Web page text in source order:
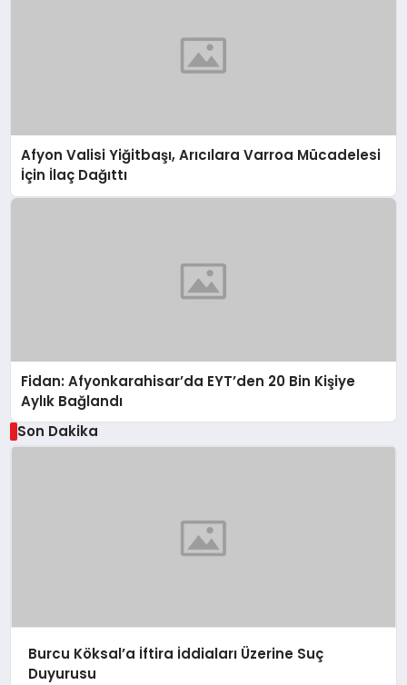
Afyon Valisi Yiğitbaşı, Arıcılara Varroa Mücadelesi
İçin İlaç Dağıttı
Fidan: Afyonkarahisar’da EYT’den 20 Bin Kişiye
Aylık Bağlandı
Son Dakika
Burcu Köksal’a İftira İddiaları Üzerine Suç
Duyurusu